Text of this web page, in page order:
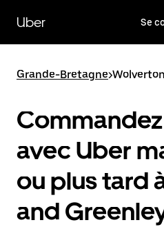
contenu
principal
Uber Se
Grande-Bretagne>
avec Uber
ou plus tard
and